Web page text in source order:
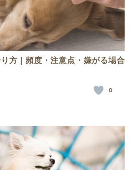
方｜頻度・注意点・嫌がる場合
0